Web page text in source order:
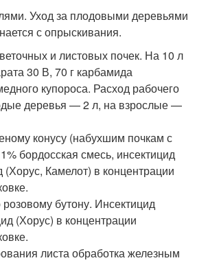
Уход за плодовыми деревьями
с опрыскивания.
и листовых почек. На 10 л
30 В, 70 г карбамида
купороса. Расход рабочего
деревья — 2 л, на взрослые —
конусу (набухшим почкам с
бордосская смесь, инсектицид
Камелот) в концентрации
бутону. Инсектицид
(Хорус) в концентрации
листа обработка железным